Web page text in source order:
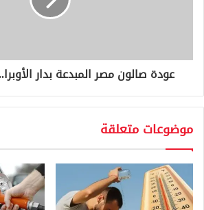
عودة صالون مصر المبدعة بدار
موضوعات متعلقة